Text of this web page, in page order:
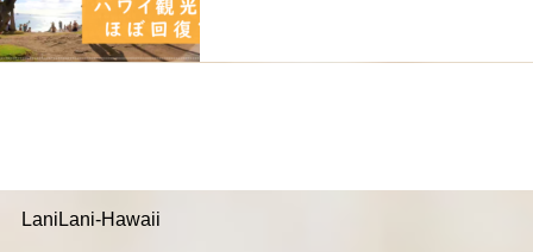
LaniLani-Hawaii